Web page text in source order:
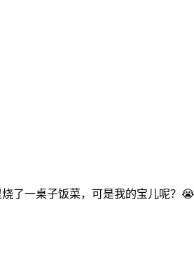
了一桌子饭菜，可是我的宝儿呢？